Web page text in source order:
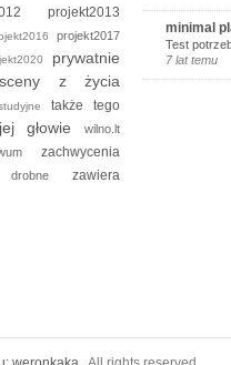
projekt2013
projekt2017
prywatnie
sceny z życia
także tego
głowiewilno.lt
zachwycenia
drobnezawiera
minimal
Test
7 lat temu